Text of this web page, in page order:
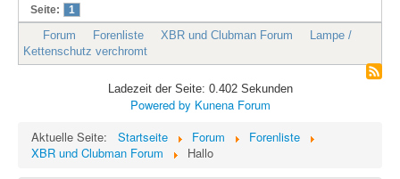
Seite: 1
Forum Forenliste XBR und Clubman Forum
Lampe /
Kettenschutz verchromt
Ladezeit der Seite: 0.402 Sekunden
Powered by Kunena Forum
Aktuelle Seite:
Startseite Forum
Forenliste
XBR und Clubman Forum
Hallo